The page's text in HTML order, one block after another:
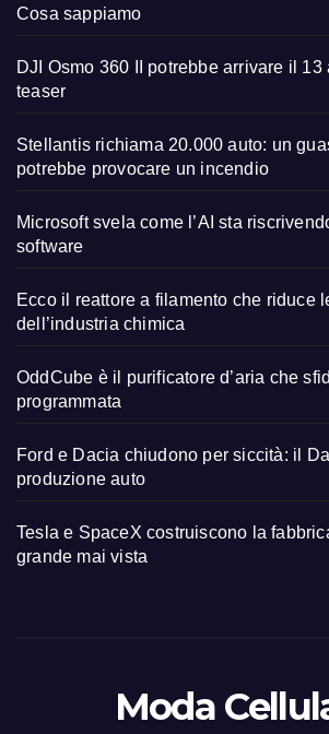
Cosa sappiamo
DJI Osmo 360 II potrebbe arrivare il
teaser
Stellantis richiama 20.000 auto: un
potrebbe provocare un incendio
Microsoft svela come l’AI sta
software
Ecco il reattore a filamento che riduce
dell’industria chimica
OddCube è il purificatore d’aria che
programmata
Ford e Dacia chiudono per siccità: il
produzione auto
Tesla e SpaceX costruiscono la
grande mai vista
Moda